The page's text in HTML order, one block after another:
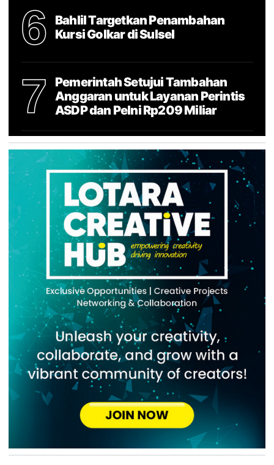
6
Bahlil Targetkan Penambahan
Kursi Golkar di Sulsel
7
Pemerintah Setujui Tambahan
Anggaran untuk Layanan Perintis
ASDP dan Pelni Rp209 Miliar